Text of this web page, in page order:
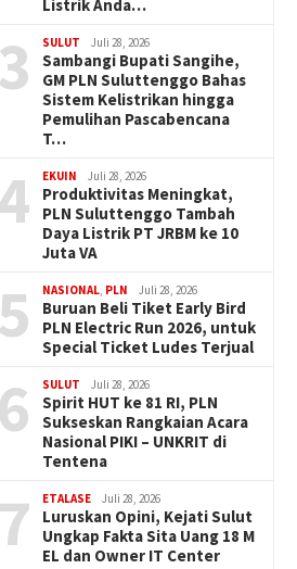
Listrik Anda…
SULUT Juli 28, 2026
Sambangi Bupati Sangihe,
GM PLN Suluttenggo Bahas
Sistem Kelistrikan hingga
Pemulihan Pascabencana
T…
EKUIN Juli 28, 2026
Produktivitas Meningkat,
PLN Suluttenggo Tambah
Daya Listrik PT JRBM ke 10
Juta VA
NASIONAL PLN Juli 28, 2026
Buruan Beli Tiket Early Bird
PLN Electric Run 2026, untuk
Special Ticket Ludes Terjual
SULUT Juli 28, 2026
Spirit HUT ke 81 RI, PLN
Sukseskan Rangkaian Acara
Nasional PIKI – UNKRIT di
Tentena
ETALASE Juli 28, 2026
Luruskan Opini, Kejati Sulut
Ungkap Fakta Sita Uang 18 M
EL dan Owner IT Center